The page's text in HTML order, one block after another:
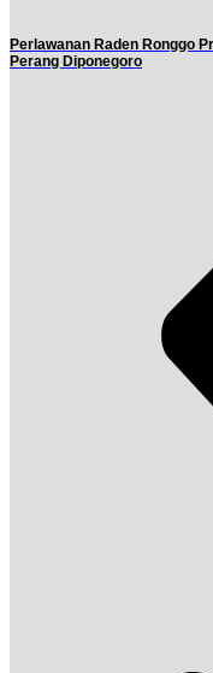
Perlawanan Raden Ronggo
Perang Diponegoro